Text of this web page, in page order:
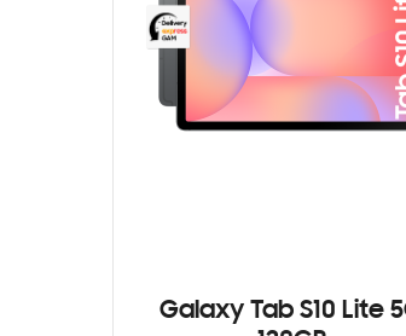
Galaxy Tab S10 Lite